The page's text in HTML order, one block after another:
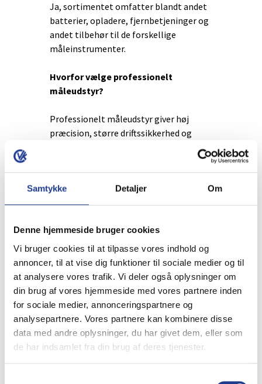
Samtykke Detaljer Om
Denne hjemmeside bruger cookies
Vi bruger cookies til at tilpasse vores indhold og
annoncer, til at vise dig funktioner til sociale medier og til
at analysere vores trafik. Vi deler også oplysninger om
din brug af vores hjemmeside med vores partnere inden
for sociale medier, annonceringspartnere og
analysepartnere. Vores partnere kan kombinere disse
data med andre oplysninger, du har givet dem, eller som
de har indsamlet fra din brug af deres tjenester.
Ja, sortimentet omfatter blandt andet
batterier, opladere, fjernbetjeninger og
andet tilbehør til de forskellige
måleinstrumenter.
Hvorfor vælge professionelt
måleudstyr?
Professionelt måleudstyr giver høj
præcision, større driftssikkerhed og
Spændeværktøj
Hvad bruges spændeværktøj til?
Spændeværktøj anvendes til at
fastholde materialer sikkert under
bearbejdning, montering, limning eller
samling.
Hvilke typer spændeværktøj tilbyder
Andersen & Nielsen?